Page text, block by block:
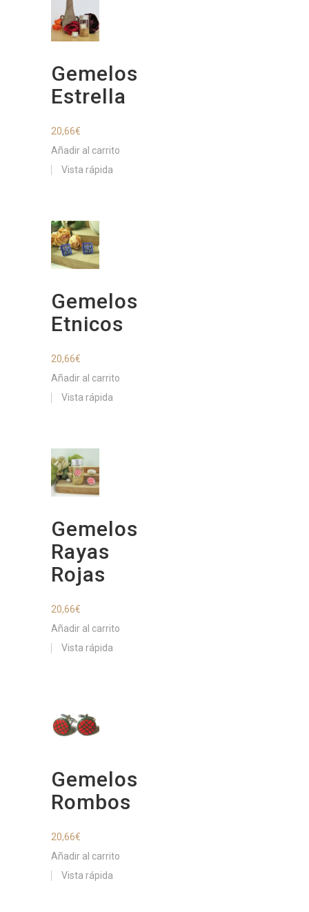
Gemelos
Estrella
20,66€
Añadir al carrito
Vista rápida
Gemelos
Etnicos
20,66€
Añadir al carrito
Vista rápida
Gemelos
Rayas
Rojas
20,66€
Añadir al carrito
Vista rápida
Gemelos
Rombos
20,66€
Añadir al carrito
Vista rápida